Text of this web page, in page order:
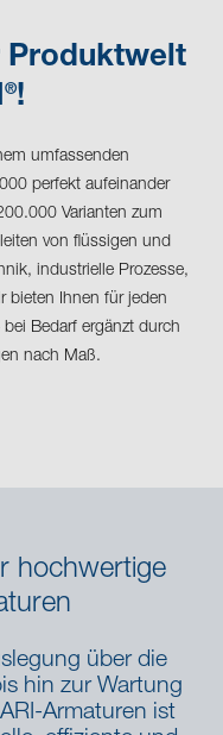
Produktwelt
®!
umfassenden
perfekt aufeinander
Varianten zum
von flüssigen und
industrielle Prozesse,
bieten Ihnen für jeden
Bedarf ergänzt durch
nach Maß.
hochwertige
über die
hin zur Wartung
Armaturen ist